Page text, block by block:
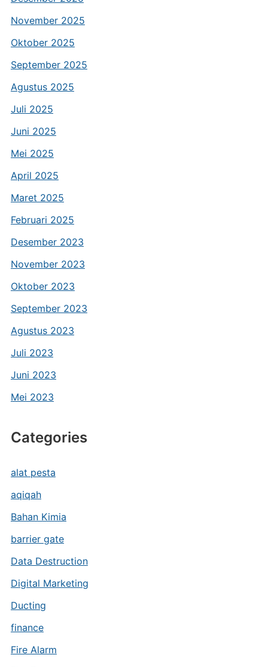
November 2025
Oktober 2025
September 2025
Agustus 2025
Juli 2025
Juni 2025
Mei 2025
April 2025
Maret 2025
Februari 2025
Desember 2023
November 2023
Oktober 2023
September 2023
Agustus 2023
Juli 2023
Juni 2023
Mei 2023
Categories
alat pesta
aqiqah
Bahan Kimia
barrier gate
Data Destruction
Digital Marketing
Ducting
finance
Fire Alarm